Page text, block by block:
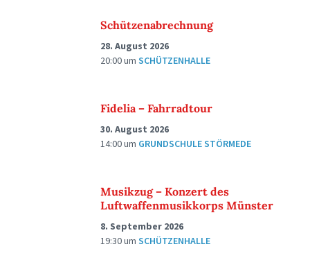
Schützenabrechnung
28. August 2026
20:00um SCHÜTZENHALLE
Fidelia – Fahrradtour
30. August 2026
14:00um GRUNDSCHULE STÖRMEDE
Musikzug – Konzert des
Luftwaffenmusikkorps Münster
8. September 2026
19:30um SCHÜTZENHALLE